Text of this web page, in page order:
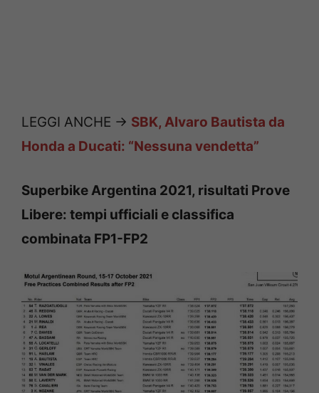
LEGGI ANCHE -> SBK, Alvaro Bautista da
Honda a Ducati: “Nessuna vendetta”
Superbike Argentina 2021, risultati Prove
Libere: tempi ufficiali e classifica
combinata FP1-FP2